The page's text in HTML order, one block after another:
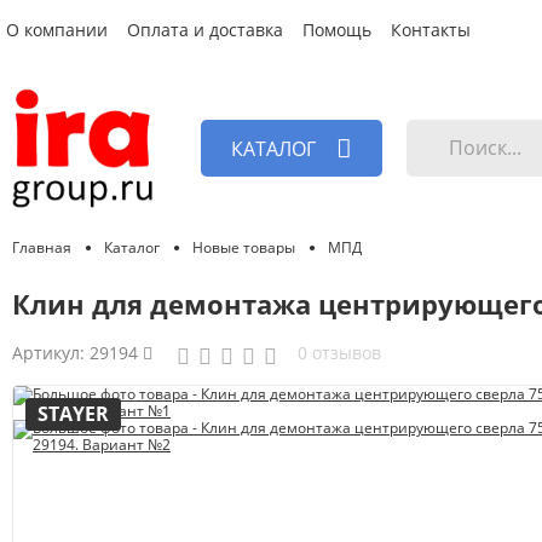
О компании Оплата и доставка Помощь Контакты
КАТАЛОГ
Главная Каталог Новые товары МПД
Клин для демонтажа центрирующего
Артикул: 29194 0 отзывов
STAYER